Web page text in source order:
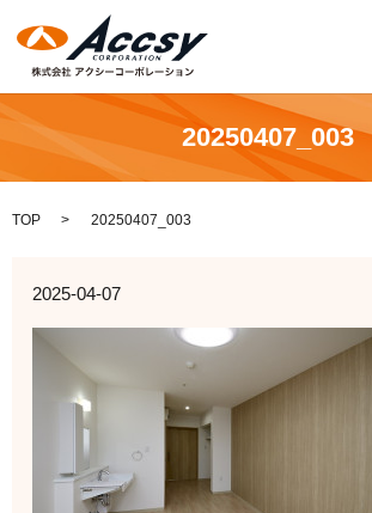
20250407_003
TOP 20250407_003
2025-04-07